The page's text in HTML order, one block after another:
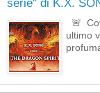
serie" di K.X.
🚨
ultimo